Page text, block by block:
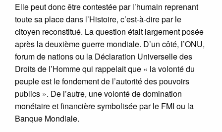
Elle peut donc être contestée par l’humain reprenant
toute sa place dans l’Histoire, c’est-à-dire par le
citoyen reconstitué. La question était largement posée
après la deuxième guerre mondiale. D’un côté, l’ONU,
forum de nations ou la Déclaration Universelle des
Droits de l’Homme qui rappelait que « la volonté du
peuple est le fondement de l’autorité des pouvoirs
publics ». De l’autre, une volonté de domination
monétaire et financière symbolisée par le FMI ou la
Banque Mondiale.